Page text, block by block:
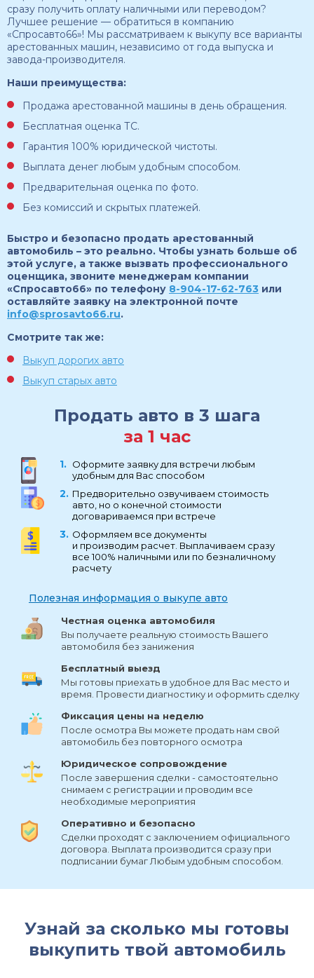
сразу получить оплату наличными или переводом?
Лучшее решение — обратиться в компанию
«Спросавто66»! Мы рассматриваем к выкупу все варианты
арестованных машин, независимо от года выпуска и
завода-производителя.
Наши преимущества:
Продажа арестованной машины в день обращения.
Бесплатная оценка ТС.
Гарантия 100% юридической чистоты.
Выплата денег любым удобным способом.
Предварительная оценка по фото.
Без комиссий и скрытых платежей.
Быстро и безопасно продать арестованный
автомобиль – это реально. Чтобы узнать больше об
этой услуге, а также вызвать профессионального
оценщика, звоните менеджерам компании
«Спросавто66» по телефону 8-904-17-62-763 или
оставляйте заявку на электронной почте
info@sprosavto66.ru.
Смотрите так же:
Выкуп дорогих авто
Выкуп старых авто
Продать авто в 3 шага
за 1 час
Оформите заявку для встречи любым
удобным для Вас способом
Предворительно озвучиваем стоимость
авто, но о конечной стоимости
договариваемся при встрече
Оформляем все документы
и производим расчет. Выплачиваем сразу
все 100% наличными или по безналичному
расчету
Полезная информация о выкупе авто
Честная оценка автомобиля
Вы получаете реальную стоимость Вашего
автомобиля без занижения
Бесплатный выезд
Мы готовы приехать в удобное для Вас место и
время. Провести диагностику и оформить сделку
Фиксация цены на неделю
После осмотра Вы можете продать нам свой
автомобиль без повторного осмотра
Юридическое сопровождение
После завершения сделки - самостоятельно
снимаем с регистрации и проводим все
необходимые мероприятия
Оперативно и безопасно
Сделки проходят с заключением официального
договора. Выплата производится сразу при
подписании бумаг Любым удобным способом.
Узнай за сколько мы готовы
выкупить твой автомобиль